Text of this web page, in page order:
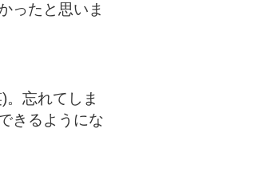
ったと思いま
。忘れてしま
きるようにな